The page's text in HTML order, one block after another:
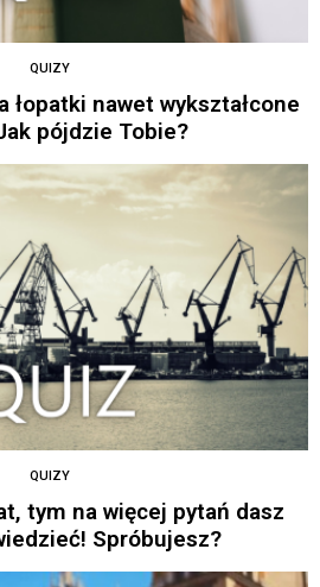
QUIZY
łopatki nawet wykształcone
pójdzie Tobie?
QUIZY
tym na więcej pytań dasz
Spróbujesz?